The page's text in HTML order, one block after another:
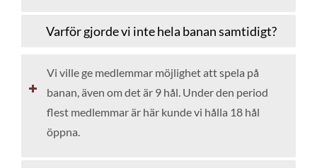
Varför gjorde vi inte hela banan samtidigt?
Vi ville ge medlemmar möjlighet att spela på
banan, även om det är 9 hål. Under den period
flest medlemmar är här kunde vi hålla 18 hål
öppna.